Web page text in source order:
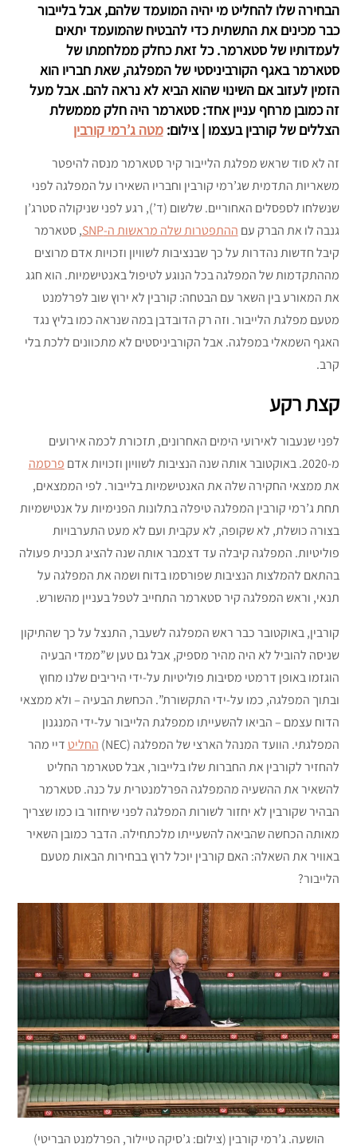
הבחירה שלו להחליט מי יהיה המועמד שלהם, אבל בלייבור
כבר מכינים את התשתית כדי להבטיח שהמועמד יתאים
לעמדותיו של סטארמר. כל זאת כחלק ממלחמתו של
סטארמר באגף הקורביניסטי של המפלגה, שאת חבריו הוא
הזמין לעזוב אם השינוי שהוא הביא לא נראה להם. אבל מעל
זה כמובן מרחף עניין אחד: סטארמר היה חלק מממשלת
הצללים של קורבין בעצמו | צילום:מטה ג’רמי קורבין
זה לא סוד שראש מפלגת הלייבור קיר סטארמר מנסה להיפטר
משאריות התדמית שג’רמי קורבין וחבריו השאירו על המפלגה לפני
שנשלחו לספסלים האחוריים. שלשום (ד’), רגע לפני שניקולה סטרג’ן
גנבה לו את הברק עם ההתפטרות שלה מראשות ה-SNP
, סטארמר
קיבל חדשות נהדרות על כך שבנציבות לשוויון וזכויות אדם מרוצים
מההתקדמות של המפלגה בכל הנוגע לטיפול באנטישמיות. הוא חגג
את המאורע בין השאר עם הבטחה: קורבין לא ירוץ שוב לפרלמנט
מטעם מפלגת הלייבור. וזה רק הדובדבן במה שנראה כמו בליץ נגד
האגף השמאלי במפלגה. אבל הקורביניסטים לא מתכוונים ללכת בלי
קרב.
קצת רקע
לפני שנעבור לאירועי הימים האחרונים, תזכורת לכמה אירועים
מ-2020. באוקטובר אותה שנה הנציבות לשוויון וזכויות אדם
פרסמה
את ממצאי החקירה שלה את האנטישמיות בלייבור. לפי הממצאים,
תחת ג’רמי קורבין המפלגה טיפלה בתלונות הפנימיות על אנטישמיות
בצורה כושלת, לא שקופה, לא עקבית ועם לא מעט התערבויות
פוליטיות. המפלגה קיבלה עד דצמבר אותה שנה להציג תכנית פעולה
בהתאם להמלצות הנציבות שפורסמו בדוח ושמה את המפלגה על
תנאי, וראש המפלגה קיר סטארמר התחייב לטפל בעניין מהשורש.
קורבין, באוקטובר כבר ראש המפלגה לשעבר, התנצל על כך שהתיקון
שניסה להוביל לא היה מהיר מספיק, אבל גם טען ש”ממדי הבעיה
הוגזמו באופן דרמטי מסיבות פוליטיות על-ידי היריבים שלנו מחוץ
ובתוך המפלגה, כמו על-ידי התקשורת”. הכחשת הבעיה – ולא ממצאי
הדוח עצמם – הביאו להשעייתו ממפלגת הלייבור על-ידי המנגנון
המפלגתי. הוועד המנהל הארצי של המפלגה (NEC)
החליטדיי מהר
להחזיר לקורבין את החברות שלו בלייבור, אבל סטארמר החליט
להשאיר את ההשעיה מהמפלגה הפרלמנטרית על כנה. סטארמר
הבהיר שקורבין לא יחזור לשורות המפלגה לפני שיחזור בו כמו שצריך
מאותה הכחשה שהביאה להשעייתו מלכתחילה. הדבר כמובן השאיר
באוויר את השאלה: האם קורבין יוכל לרוץ בבחירות הבאות מטעם
הלייבור?
הושעה. ג’רמי קורבין (צילום: ג’סיקה טיילור, הפרלמנט הבריטי)